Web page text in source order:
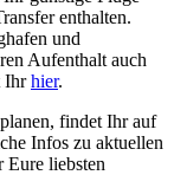
enthalten.
und
Aufenthalt auch
Ihrhier.
findet Ihr auf
Infos zu aktuellen
Eure liebsten